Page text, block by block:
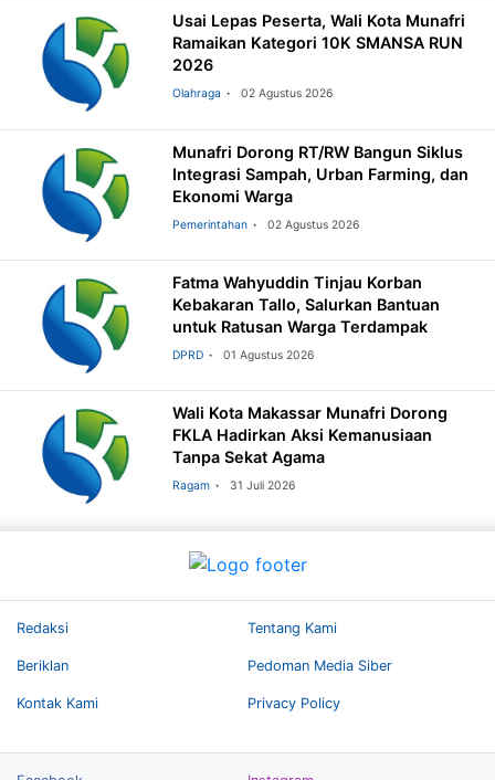
Usai Lepas Peserta, Wali Kota Munafri
Ramaikan Kategori 10K SMANSA RUN
2026
Olahraga 02 Agustus 2026
Munafri Dorong RT/RW Bangun Siklus
Integrasi Sampah, Urban Farming, dan
Ekonomi Warga
Pemerintahan 02 Agustus 2026
Fatma Wahyuddin Tinjau Korban
Kebakaran Tallo, Salurkan Bantuan
untuk Ratusan Warga Terdampak
DPRD 01 Agustus 2026
Wali Kota Makassar Munafri Dorong
FKLA Hadirkan Aksi Kemanusiaan
Tanpa Sekat Agama
Ragam 31 Juli 2026
Redaksi Tentang Kami
Beriklan Pedoman Media Siber
Kontak Kami Privacy Policy